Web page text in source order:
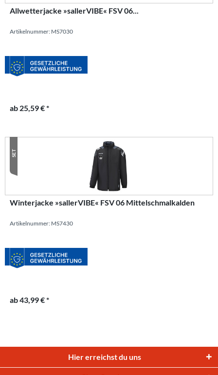
Allwetterjacke »sallerVIBE« FSV 06...
Artikelnummer: MS7030
ab 25,59 € *
SET
Winterjacke »sallerVIBE« FSV 06 Mittelschmalkalden
Artikelnummer: MS7430
ab 43,99 € *
Hier erreichst du uns